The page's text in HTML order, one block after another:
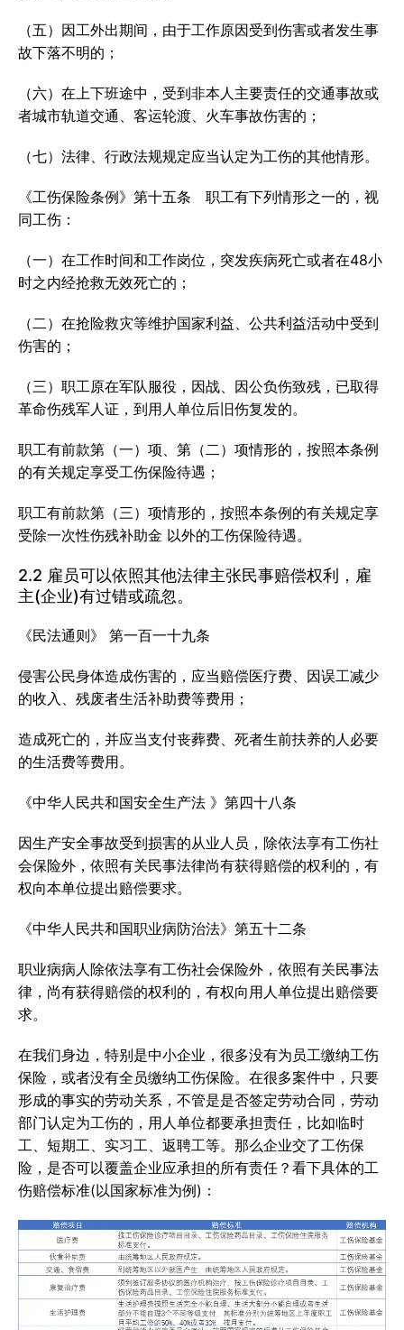
（五）因工外出期间，由于工作原因受到伤害或者发生事
故下落不明的；
（六）在上下班途中，受到非本人主要责任的交通事故或
者城市轨道交通、客运轮渡、火车事故伤害的；
（七）法律、行政法规规定应当认定为工伤的其他情形。
《工伤保险条例》第十五条 职工有下列情形之一的，视
同工伤：
（一）在工作时间和工作岗位，突发疾病死亡或者在48小
时之内经抢救无效死亡的；
（二）在抢险救灾等维护国家利益、公共利益活动中受到
伤害的；
（三）职工原在军队服役，因战、因公负伤致残，已取得
革命伤残军人证，到用人单位后旧伤复发的。
职工有前款第（一）项、第（二）项情形的，按照本条例
的有关规定享受工伤保险待遇；
职工有前款第（三）项情形的，按照本条例的有关规定享
受除一次性伤残补助金 以外的工伤保险待遇。
2.2 雇员可以依照其他法律主张民事赔偿权利，雇
主(企业)有过错或疏忽。
《民法通则》 第一百一十九条
侵害公民身体造成伤害的，应当赔偿医疗费、因误工减少
的收入、残废者生活补助费等费用；
造成死亡的，并应当支付丧葬费、死者生前扶养的人必要
的生活费等费用。
《中华人民共和国安全生产法 》第四十八条
因生产安全事故受到损害的从业人员，除依法享有工伤社
会保险外，依照有关民事法律尚有获得赔偿的权利的，有
权向本单位提出赔偿要求。
《中华人民共和国职业病防治法》第五十二条
职业病病人除依法享有工伤社会保险外，依照有关民事法
律，尚有获得赔偿的权利的，有权向用人单位提出赔偿要
求。
在我们身边，特别是中小企业，很多没有为员工缴纳工伤
保险，或者没有全员缴纳工伤保险。在很多案件中，只要
形成的事实的劳动关系，不管是是否签定劳动合同，劳动
部门认定为工伤的，用人单位都要承担责任，比如临时
工、短期工、实习工、返聘工等。那么企业交了工伤保
险，是否可以覆盖企业应承担的所有责任？看下具体的工
伤赔偿标准(以国家标准为例)：